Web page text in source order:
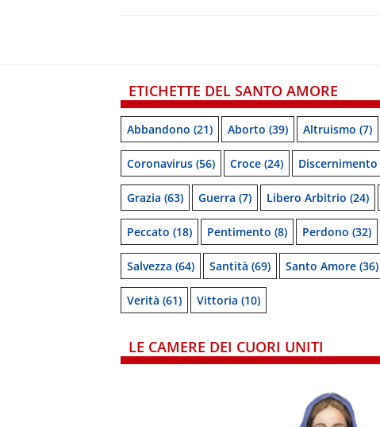
ETICHETTE DEL SANTO AMORE
Abbandono (21) Aborto (39) Altruismo (7)
Coronavirus (56) Croce (24) Discernimento
Grazia (63) Guerra (7) Libero Arbitrio (24)
Peccato (18) Pentimento (8) Perdono (32)
Salvezza (64) Santità (69) Santo Amore (36)
Verità (61) Vittoria (10)
LE CAMERE DEI CUORI UNITI